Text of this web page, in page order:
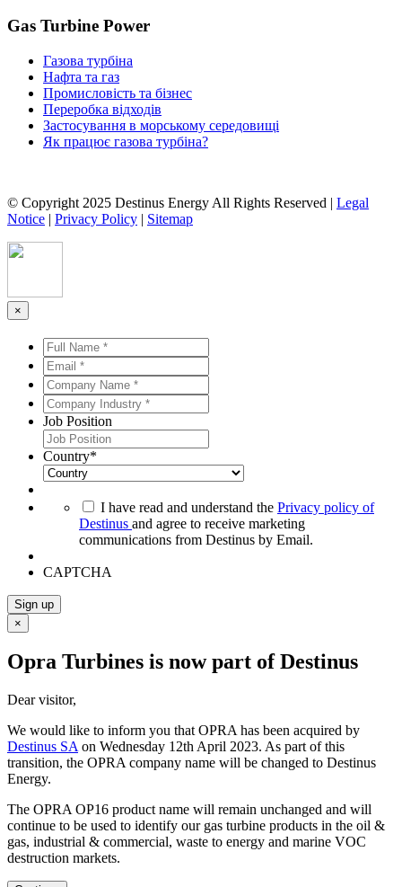
Gas Turbine Power
Газова турбіна
Нафта та газ
Промисловість та бізнес
Переробка відходів
Застосування в морському середовищі
Як працює газова турбіна?
© Copyright 2025 Destinus Energy All Rights Reserved | Legal
Notice | Privacy Policy | Sitemap
×
Full
Name
**
Email
**
Company
Name
**
Company
Industry
**
Job Position
Country*
I have read and understand the Privacy policy of
Destinus and agree to receive marketing
communications from Destinus by Email.
CAPTCHA
Sign up
×
Opra Turbines is now part of Destinus
Dear visitor,
We would like to inform you that OPRA has been acquired by
Destinus SA on Wednesday 12th April 2023. As part of this
transition, the OPRA company name will be changed to Destinus
Energy.
The OPRA OP16 product name will remain unchanged and will
continue to be used to identify our gas turbine products in the oil &
gas, industrial & commercial, waste to energy and marine VOC
destruction markets.